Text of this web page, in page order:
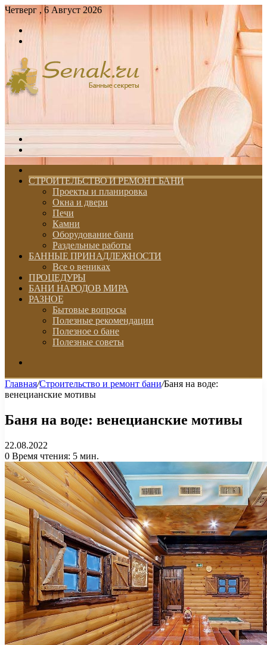
Четверг , 6 Август 2026
Войти
skin
СТРОИТЕЛЬСТВО И РЕМОНТ БАНИ
Проекты и планировка
Окна и двери
Печи
Камни
Оборудование бани
Раздельные работы
БАННЫЕ ПРИНАДЛЕЖНОСТИ
Все о вениках
ПРОЦЕДУРЫ
БАНИ НАРОДОВ МИРА
РАЗНОЕ
Бытовые вопросы
Полезные рекомендации
Полезное о бане
Полезные советы
Главная/Строительство и ремонт бани/Баня на воде:
венецианские мотивы
Баня на воде: венецианские мотивы
22.08.2022
0 Время чтения: 5 мин.